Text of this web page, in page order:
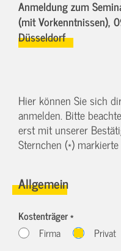
Anmeldung zum
(mit Vorkenntnissen),
Düsseldorf
Hier können Sie sich
anmelden. Bitte
erst mit unserer
Sternchen (*)
Allgemein
Kostenträger *
Firma
Privat